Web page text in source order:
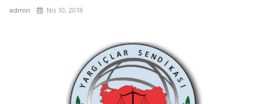
admin Nis 10, 2018